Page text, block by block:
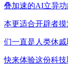
叠加速的AI立异
本更适合开辟者摸
们一直是人类休
快来体验这份科